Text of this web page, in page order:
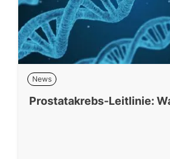
News
Prostatakrebs-Leitlinie: